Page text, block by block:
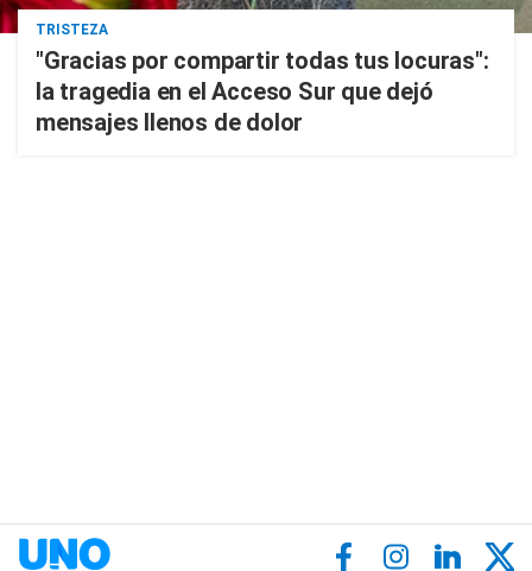
TRISTEZA
"Gracias por compartir todas tus locuras":
la tragedia en el Acceso Sur que dejó
mensajes llenos de dolor